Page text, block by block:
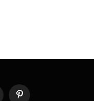
Pinterest